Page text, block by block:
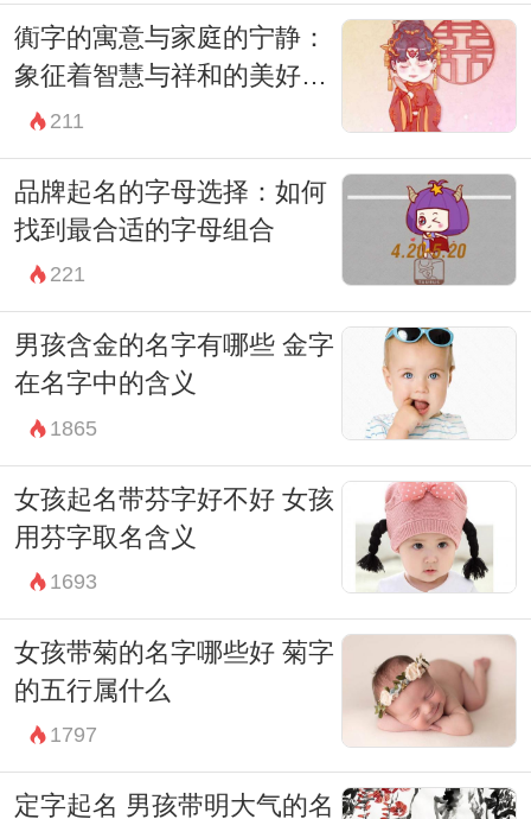
流行的词汇或意象。随着科技的发
展，“智”，“博”，“悦”等字逐渐成为热门选
择，这些字不仅简单易记，还能反映出时代
潮流和社会氛围。例如，使用“喻智”作为名
字，不仅寓意智慧和聪颖，也表达了家长希
望孩子能够在信息化时代中独占鳌头的愿
当然，许多家长在为孩子取名字时还会考虑
到名字的诗意和美感。中国古典诗词是灵感
的重要来源。从《诗经》到唐诗宋词中不乏
优美的意象，可以为孩子的名字增添许多文
化底蕴。例如，“喻雨”可以联想到“春雨润物
细无声”的意境，寓意孩子柔和而滋养，具
备如雨后的清新，给人以希望和舒适。
选择名字时，家长们还要注意避免与名人、
历史人物的名字重复，以防给孩子带来不必
要的压力与困扰。俞、余、于等类似姓氏的
名字，虽在音韵上容易产生混淆，但喻字在
衠字的寓意与家庭的宁静：
象征着智慧与祥和的美好生
活 211
品牌起名的字母选择：如何
找到最合适的字母组合
221
男孩含金的名字有哪些 金字
在名字中的含义
1865
女孩起名带芬字好不好 女孩
用芬字取名含义
1693
女孩带菊的名字哪些好 菊字
的五行属什么
1797
定字起名 男孩带明大气的名